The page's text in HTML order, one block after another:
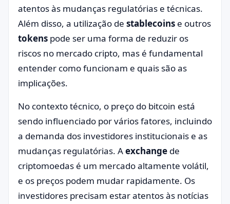
atentos às mudanças regulatórias e técnicas.
Além disso, a utilização de stablecoins e outros
tokens pode ser uma forma de reduzir os
riscos no mercado cripto, mas é fundamental
entender como funcionam e quais são as
implicações.
No contexto técnico, o preço do bitcoin está
sendo influenciado por vários fatores, incluindo
a demanda dos investidores institucionais e as
mudanças regulatórias. Aexchange de
criptomoedas é um mercado altamente volátil,
e os preços podem mudar rapidamente. Os
investidores precisam estar atentos às notícias